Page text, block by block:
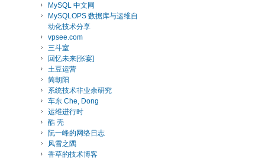
MySQL 中文网
MySQLOPS 数据库与运维自
动化技术分享
vpsee.com
三斗室
回忆未来[张宴]
土豆运营
简朝阳
系统技术非业余研究
车东 Che, Dong
运维进行时
酷 壳
阮一峰的网络日志
风雪之隅
香草的技术博客